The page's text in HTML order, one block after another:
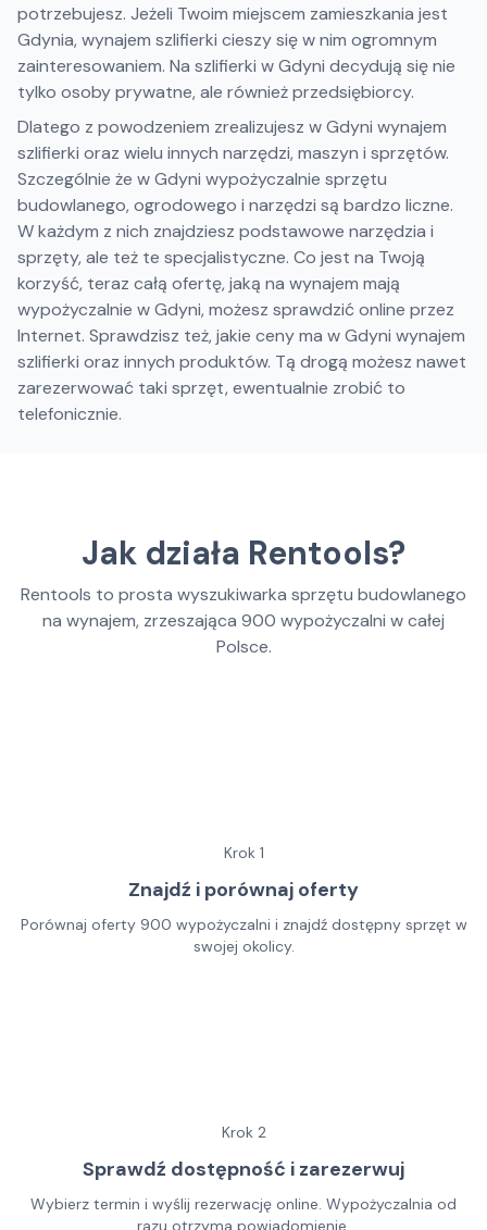
potrzebujesz. Jeżeli Twoim miejscem zamieszkania jest
Gdynia, wynajem szlifierki cieszy się w nim ogromnym
zainteresowaniem. Na szlifierki w Gdyni decydują się nie
tylko osoby prywatne, ale również przedsiębiorcy.
Dlatego z powodzeniem zrealizujesz w Gdyni wynajem
szlifierki oraz wielu innych narzędzi, maszyn i sprzętów.
Szczególnie że w Gdyni wypożyczalnie sprzętu
budowlanego, ogrodowego i narzędzi są bardzo liczne.
W każdym z nich znajdziesz podstawowe narzędzia i
sprzęty, ale też te specjalistyczne. Co jest na Twoją
korzyść, teraz całą ofertę, jaką na wynajem mają
wypożyczalnie w Gdyni, możesz sprawdzić online przez
Internet. Sprawdzisz też, jakie ceny ma w Gdyni wynajem
szlifierki oraz innych produktów. Tą drogą możesz nawet
zarezerwować taki sprzęt, ewentualnie zrobić to
telefonicznie.
Jak działa Rentools?
Rentools to prosta wyszukiwarka sprzętu budowlanego
na wynajem, zrzeszająca 900 wypożyczalni w całej
Polsce.
Krok 1
Znajdź i porównaj oferty
Porównaj oferty 900 wypożyczalni i znajdź dostępny sprzęt w
swojej okolicy.
Krok 2
Sprawdź dostępność i zarezerwuj
Wybierz termin i wyślij rezerwację online. Wypożyczalnia od
razu otrzyma powiadomienie.